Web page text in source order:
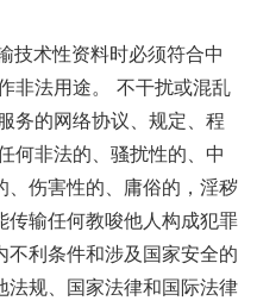
技术性资料时必须符合中
非法用途。 不干扰或混乱
务的网络协议、规定、程
何非法的、骚扰性的、中
、伤害性的、庸俗的，淫秽
传输任何教唆他人构成犯罪
利条件和涉及国家安全的
法规、国家法律和国际法律